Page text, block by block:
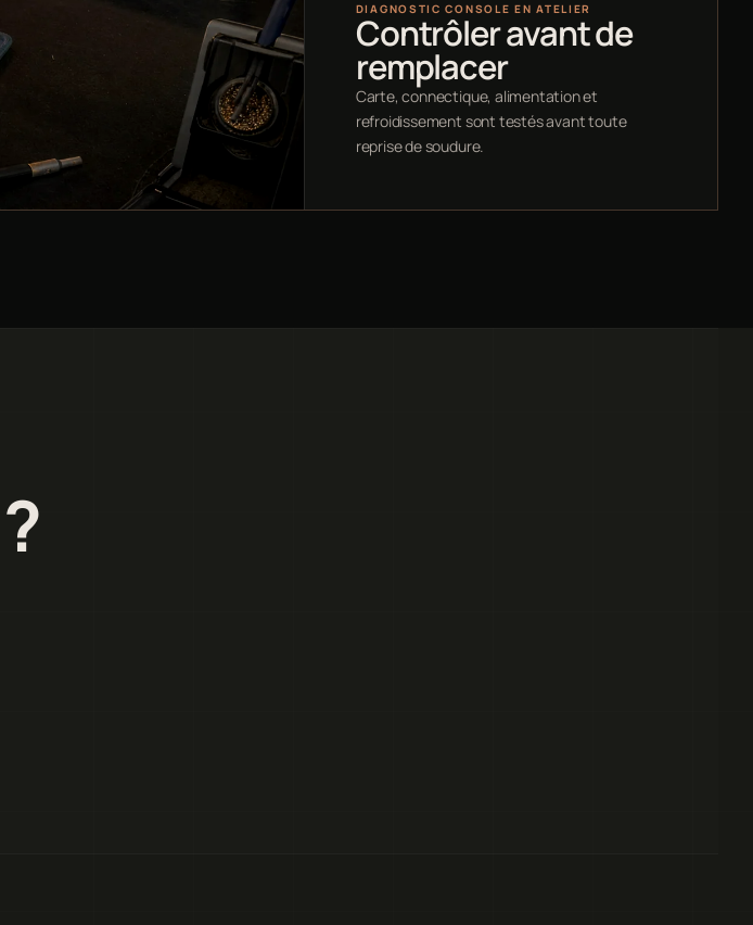
DIAGNOSTIC CONSOLE EN ATELIER
Contrôler avant de
remplacer
Carte, connectique, alimentation et
refroidissement sont testés avant toute
reprise de soudure.